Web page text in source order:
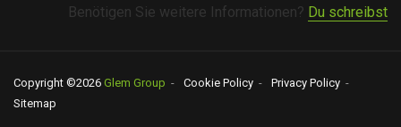
Benötigen Sie weitere Informationen? Du schreibst
Copyright ©2026 Glem Group Cookie Policy
Privacy Policy
Sitemap